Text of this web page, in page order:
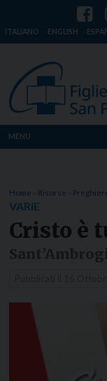
ITALIANO ENGLISH
MENU
Dove siamo
Notizie
Media
Home Risorse
VARIE
Cristo è